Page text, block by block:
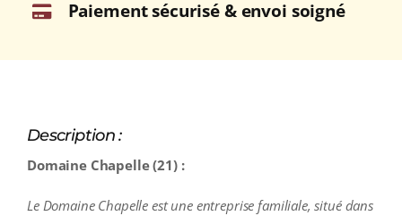
Paiement sécurisé & envoi soigné
Description :
Domaine Chapelle (21) :
Le Domaine Chapelle est une entreprise familiale, situé dans